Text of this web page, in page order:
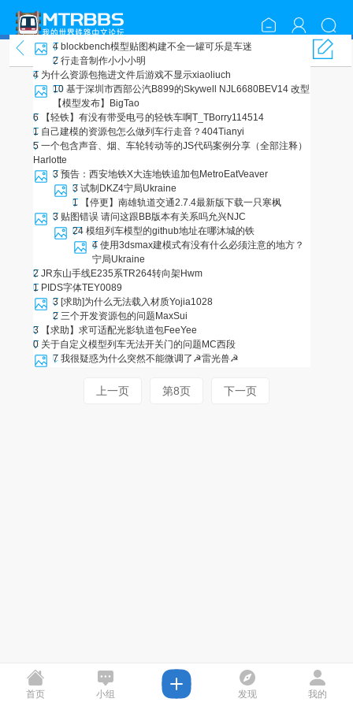
资源包开发
4 blockbench模型贴图构建不全一罐可乐是车迷
2 行走音制作小小小明
4 为什么资源包拖进文件后游戏不显示xiaoliuch
10 基于深圳市西部公汽B899的Skywell NJL6680BEV14 改型
【模型发布】
BigTao
6
【轻铁】有没有带受电弓的轻铁车啊T_TBorry114514
1 自己建模的资源包怎么做列车行走音？ 404Tianyi
5 一个包含声音、烟、车轮转动等的JS代码案例分享（全部注释）
Harlotte
3 预告：西安地铁X大连地铁追加包MetroEatVeaver
3 试制DKZ4宁局Ukraine
1
【停更】南雄轨道交通2.7.4最新版下载一只寒枫
3 贴图错误 请问这跟BB版本有关系吗允兴NJC
24 模组列车模型的github地址在哪沐城的铁
4 使用3dsmax建模式有没有什么必须注意的地方？
宁局Ukraine
2 JR东山手线E235系TR264转向架Hwm
1 PIDS字体TEY0089
3 [求助]为什么无法载入材质Yojia1028
2 三个开发资源包的问题 MaxSui
3
【求助】求可适配光影轨道包FeeYee
0 关于自定义模型列车无法开关门的问题 MC西段
7 我很疑惑为什么突然不能微调了 ☭雷光兽☭
上一页 第8页 下一页
首页 小组 发现 我的